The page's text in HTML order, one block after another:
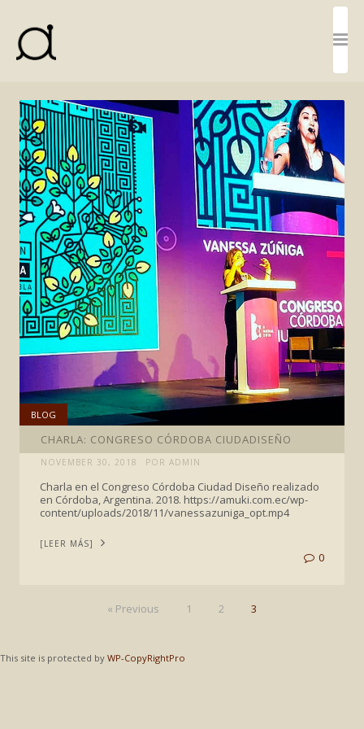
BLOG
CHARLA: CONGRESO CÓRDOBA CIUDADISEÑO
NOVEMBER 30, 2018 POR ADMIN
Charla en el Congreso Córdoba Ciudad Diseño realizado
en Córdoba, Argentina. 2018. https://amuki.com.ec/wp-
content/uploads/2018/11/vanessazuniga_opt.mp4
[LEER MÁS]
0
« Previous 1 2 3
This site is protected by WP-CopyRightPro